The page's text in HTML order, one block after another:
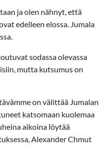
​​ja olen nähnyt, että
edelleen elossa. Jumala
sodassa olevassa
mutta kutsumus on
on välittää Jumalan
katsomaan kuolemaa
aikoina löytää
Alexander Chmut